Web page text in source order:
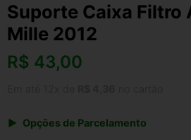
Suporte Caixa Filtro
Mille 2012
R$ 43,00
Opções de Parcelamento